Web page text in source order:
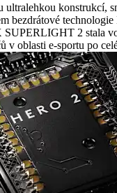
ultralehkou konstrukcí,
bezdrátové
SUPERLIGHT 2 stala
v oblasti e-sportu po